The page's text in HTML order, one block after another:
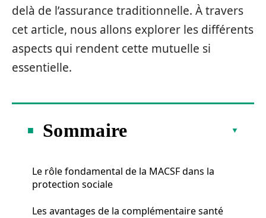
delà de l’assurance traditionnelle. À travers
cet article, nous allons explorer les différents
aspects qui rendent cette mutuelle si
essentielle.
Sommaire
Le rôle fondamental de la MACSF dans la
protection sociale
Les avantages de la complémentaire santé